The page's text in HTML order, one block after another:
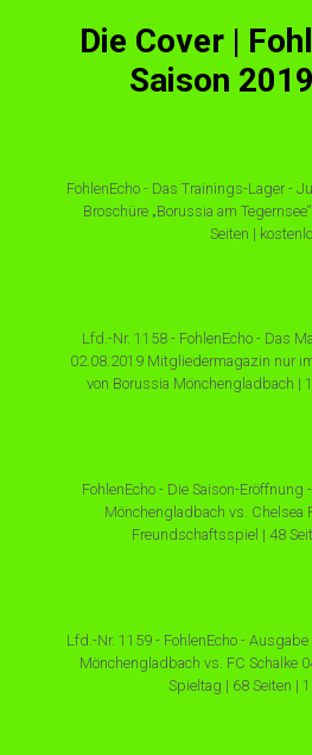
Die Cover |
Saison
FohlenEcho - Das Trainings-Lager -
Broschüre „Borussia am
Seiten |
Lfd.-Nr. 1158 - FohlenEcho - Das
02.08.2019 Mitgliedermagazin nur
von Borussia Mönchengladbach |
FohlenEcho - Die Saison-Eröffnung
Mönchengladbach vs. Chelsea
Freundschaftsspiel | 48
Lfd.-Nr. 1159 - FohlenEcho -
Mönchengladbach vs. FC Schalke
Spieltag | 68 Seiten |